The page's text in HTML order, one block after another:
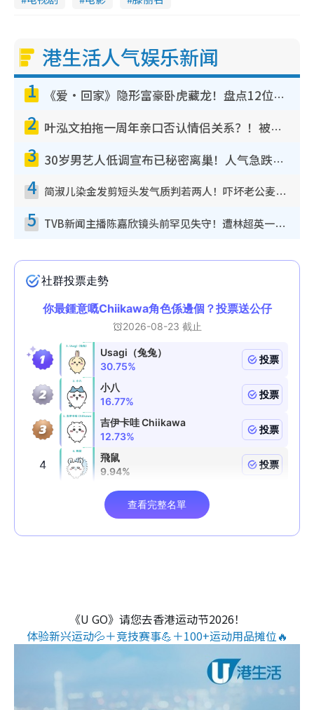
港生活人气娱乐新闻
1 《爱·回家》隐形富豪卧虎藏龙！盘点12位财气逼人的有钱艺人：这位美女3亿身家不愁做
2 叶泓文拍拖一周年亲口否认情侣关系？！被质疑感情造假竟称GM“普通同事”
3 30岁男艺人低调宣布已秘密离巢！人气急跌变失踪人口：“这几年过得并不容易”
4 简淑儿染金发剪短头发气质判若两人！吓坏老公麦大力都认不出：“你做什么？”
5 TVB新闻主播陈嘉欣镜头前罕见失守！遭林超英一句话突袭吓坏当场大笑
《U GO》请您去香港运动节2026！
体验新兴运动💦＋竞技赛事💪＋100+运动用品摊位🔥